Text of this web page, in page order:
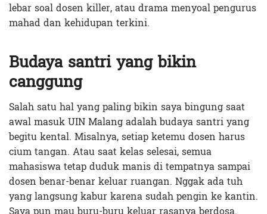
lebar soal dosen killer, atau drama menyoal pengurus
mahad dan kehidupan terkini.
Budaya santri yang bikin
canggung
Salah satu hal yang paling bikin saya bingung saat
awal masuk UIN Malang adalah budaya santri yang
begitu kental. Misalnya, setiap ketemu dosen harus
cium tangan. Atau saat kelas selesai, semua
mahasiswa tetap duduk manis di tempatnya sampai
dosen benar-benar keluar ruangan. Nggak ada tuh
yang langsung kabur karena sudah pengin ke kantin.